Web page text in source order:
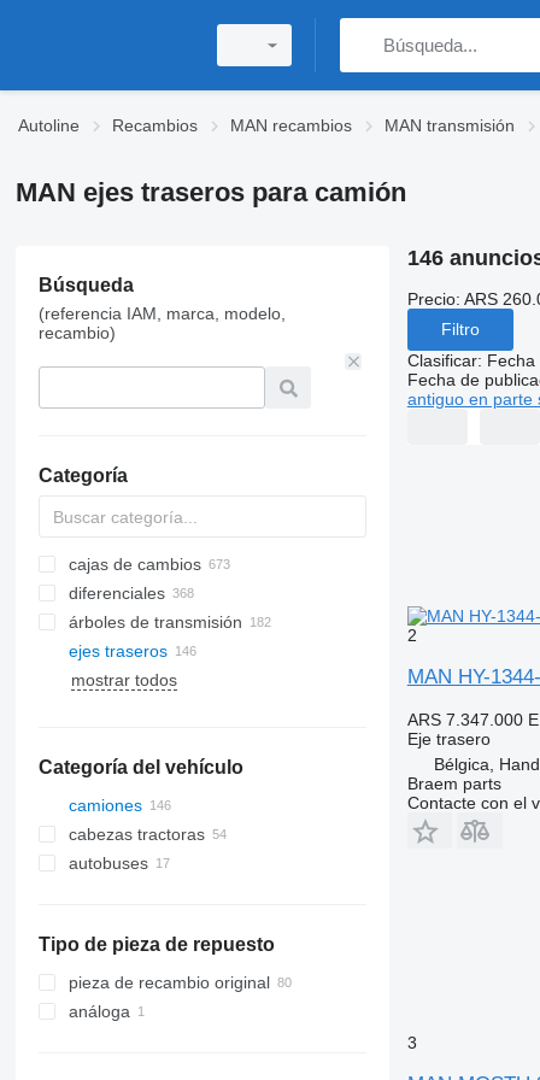
Autoline Recambios MAN recambios MAN transmisión
MAN ejes traseros para camión
Búsqueda
(referencia IAM, marca, modelo,
recambio)
Categoría
cajas de cambios
diferenciales
árboles de transmisión
ejes traseros
mostrar todos
Categoría del vehículo
camiones
cabezas tractoras
autobuses
Tipo de pieza de repuesto
pieza de recambio original
análoga
146
Precio: ARS
Filtro
Clasificar: Fecha
Fecha de
antiguo en parte
2
MAN HY-
ARS 7.347.000
Eje trasero
Bélgica,
Braem parts
Contacte con el
3